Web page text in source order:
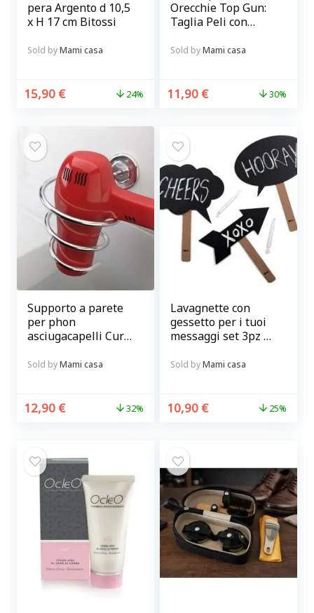
pera Argento d 10,5
x H 17 cm Bitossi
Sold byMami casa
15,90 € 24%
Orecchie Top Gun:
Taglia Peli con
Sicurezza
Sold byMami casa
11,90 € 30%
Supporto a parete
per phon
asciugacapelli Curl
Sold byMami casa
12,90 € 32%
Lavagnette con
gessetto per i tuoi
messaggi set 3pz @
Sold byMami casa
10,90 € 25%